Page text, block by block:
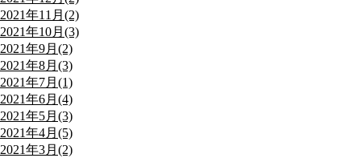
2021年11月(2)
2021年10月(3)
2021年9月(2)
2021年8月(3)
2021年7月(1)
2021年6月(4)
2021年5月(3)
2021年4月(5)
2021年3月(2)